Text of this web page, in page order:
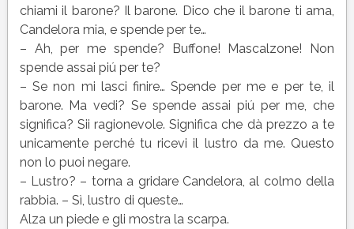
chiami il barone? Il barone. Dico che il barone ti ama,
Candelora mia, e spende per te…
– Ah, per me spende? Buffone! Mascalzone! Non
spende assai piú per te?
– Se non mi lasci finire… Spende per me e per te, il
barone. Ma vedi? Se spende assai piú per me, che
significa? Sii ragionevole. Significa che dà prezzo a te
unicamente perché tu ricevi il lustro da me. Questo
non lo puoi negare.
– Lustro? – torna a gridare Candelora, al colmo della
rabbia. – Sì, lustro di queste…
Alza un piede e gli mostra la scarpa.